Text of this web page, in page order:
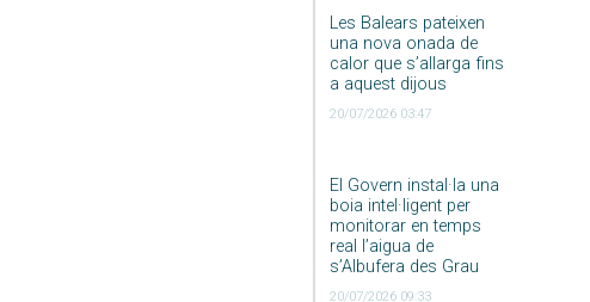
Les Balears pateixen
una nova onada de
calor que s’allarga fins
a aquest dijous
20/07/2026 03:47
El Govern instal·la una
boia intel·ligent per
monitorar en temps
real l’aigua de
s’Albufera des Grau
20/07/2026 09:33